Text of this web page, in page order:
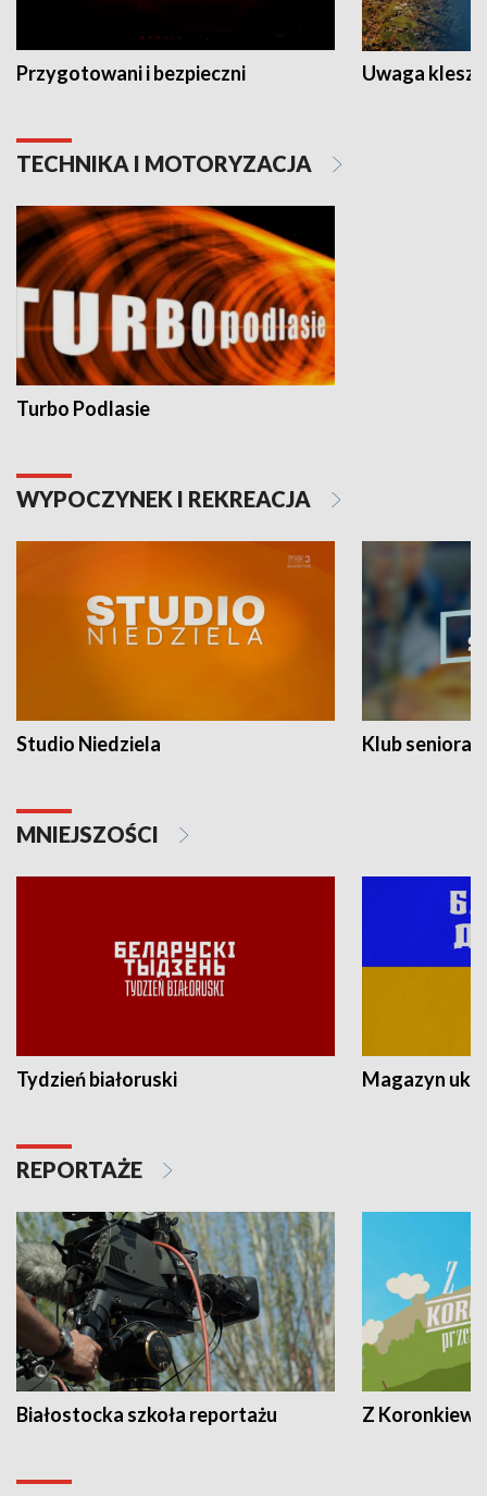
Przygotowani i bezpieczni Uwaga
TECHNIKA I MOTORYZACJA
Turbo Podlasie
WYPOCZYNEK I REKREACJA
Studio Niedziela Klub seniora
MNIEJSZOŚCI
Tydzień białoruski Magazyn
REPORTAŻE
Białostocka szkoła reportażu Z